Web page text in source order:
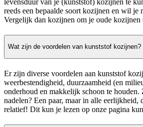
reeds een bepaalde soort kozijnen en wil je
Vergelijk dan kozijnen om je oude kozijnen
Wat zijn de voordelen van kunststof kozijnen?
Er zijn diverse voordelen aan kunststof
weerbestendigheid, duurzaamheid (en
onderhoud en makkelijk schoon te houden.
nadelen? Een paar, maar in alle eerlijkheid,
relatief! Dit kun je lezen op onze pagina